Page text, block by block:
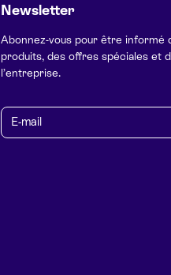
Newsletter
Abonnez-vous pour être informé
produits, des offres spéciales et
l’entreprise.
E-mail